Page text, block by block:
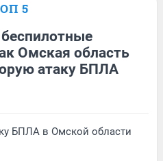
5
Омская область
атаку БПЛА
БПЛА в Омской области